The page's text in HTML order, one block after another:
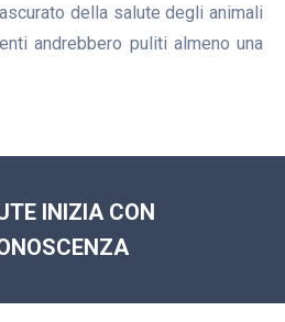
della salute degli animali
andrebbero puliti almeno una
INIZIA CON